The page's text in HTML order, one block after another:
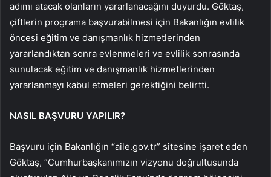
adımı atacak olanların yararlanacağını duyurdu. Göktaş,
çiftlerin programa başvurabilmesi için Bakanlığın evlilik
öncesi eğitim ve danışmanlık hizmetlerinden
yararlandıktan sonra evlenmeleri ve evlilik sonrasında
sunulacak eğitim ve danışmanlık hizmetlerinden
yararlanmayı kabul etmeleri gerektiğini belirtti.
NASIL BAŞVURU YAPILIR?
Başvuru için Bakanlığın “aile.gov.tr” sitesine işaret eden
Göktaş, “Cumhurbaşkanımızın vizyonu doğrultusunda